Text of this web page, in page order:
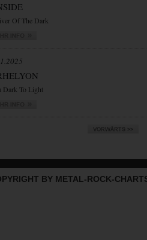
Of The Dark
Dark To Light
BY METAL-ROCK-